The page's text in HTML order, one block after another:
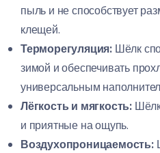
пыль и не способствует
клещей.
Терморегуляция: Шёлк
зимой и обеспечивать
универсальным
Лёгкость и мягкость:
и приятные на ощупь.
Воздухопроницаемость: